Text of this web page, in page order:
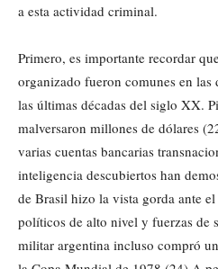
a esta actividad criminal.
Primero, es importante recordar
organizado fueron comunes en las
las últimas décadas del siglo XX.
malversaron millones de dólares
varias cuentas bancarias
inteligencia descubiertos han
de Brasil hizo la vista gorda ante
políticos de alto nivel y fuerzas de
militar argentina incluso compró